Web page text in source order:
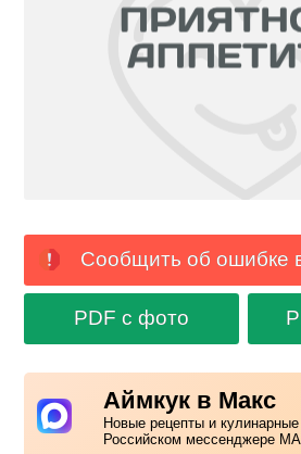
Сообщить об ошибке
PDF с фото
Аймкук в Макс
Новые рецепты и
Российском мессенджере